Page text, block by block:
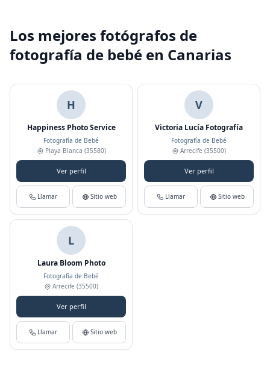
Los mejores fotógrafos de
fotografía de bebé en Canarias
H
Happiness Photo Service
Fotografía de Bebé
Playa Blanca (35580)
Ver perfil
Llamar Sitio web
V
Victoria Lucía Fotografía
Fotografía de Bebé
Arrecife (35500)
Ver perfil
Llamar Sitio web
L
Laura Bloom Photo
Fotografía de Bebé
Arrecife (35500)
Ver perfil
Llamar Sitio web